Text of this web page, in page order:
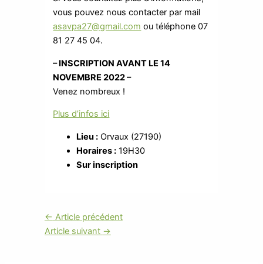
vous pouvez nous contacter par mail
asavpa27@gmail.com ou téléphone 07
81 27 45 04.
– INSCRIPTION AVANT LE 14
NOVEMBRE 2022 –
Venez nombreux !
Plus d’infos ici
Lieu : Orvaux (27190)
Horaires : 19H30
Sur inscription
← Article précédent
Article suivant →